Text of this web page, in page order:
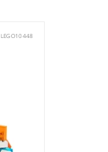
LEGO10448